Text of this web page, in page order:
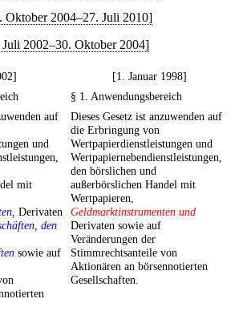
Oktober 2004–27. Juli 2010]
Juli 2002–30. Oktober 2004]
[1. Januar 1998]
§ 1. Anwendungsbereich
auf
und
mit
Derivaten
den
sowie auf
Dieses Gesetz ist anzuwenden auf
die Erbringung von
Wertpapierdienstleistungen und
Wertpapiernebendienstleistungen,
den börslichen und
außerbörslichen Handel mit
Wertpapieren,
Geldmarktinstrumenten und
Derivaten sowie auf
Veränderungen der
Stimmrechtsanteile von
Aktionären an börsennotierten
Gesellschaften.